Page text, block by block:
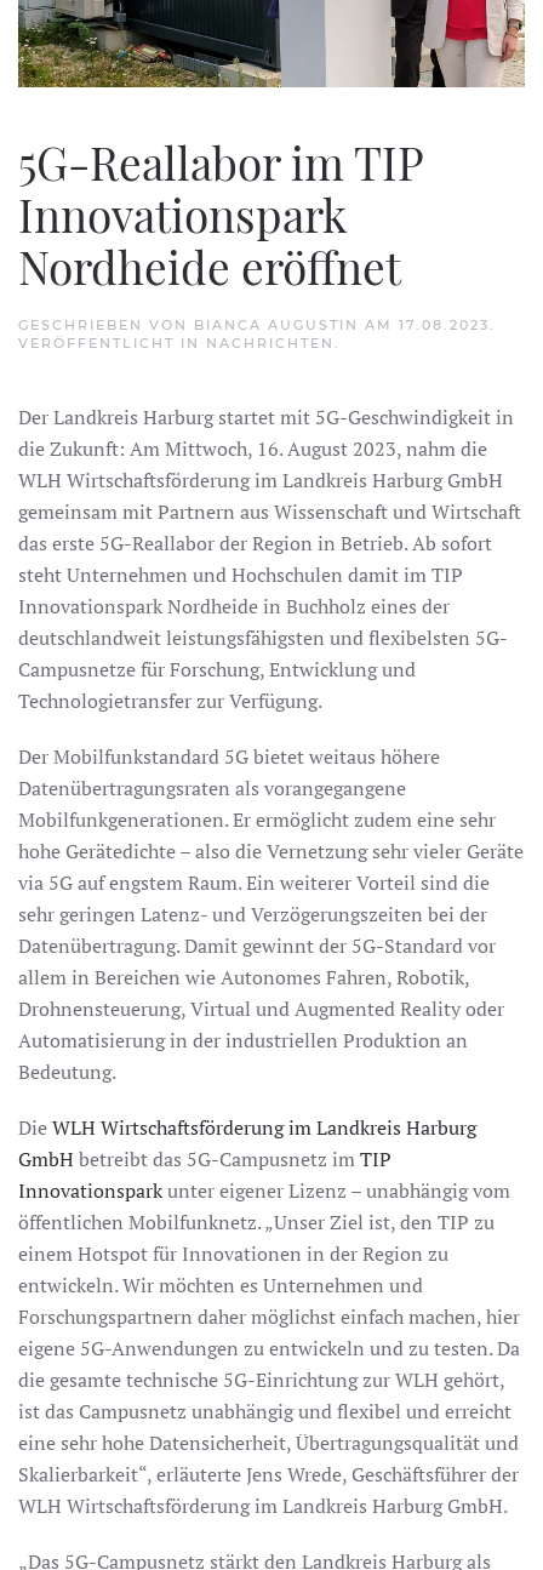
5G-Reallabor im TIP
Innovationspark
Nordheide eröffnet
GESCHRIEBEN VON BIANCA AUGUSTIN AM 17.08.2023 .
VERÖFFENTLICHT IN NACHRICHTEN .
Der Landkreis Harburg startet mit 5G-Geschwindigkeit in
die Zukunft: Am Mittwoch, 16. August 2023, nahm die
WLH Wirtschaftsförderung im Landkreis Harburg GmbH
gemeinsam mit Partnern aus Wissenschaft und Wirtschaft
das erste 5G-Reallabor der Region in Betrieb. Ab sofort
steht Unternehmen und Hochschulen damit im TIP
Innovationspark Nordheide in Buchholz eines der
deutschlandweit leistungsfähigsten und flexibelsten 5G-
Campusnetze für Forschung, Entwicklung und
Technologietransfer zur Verfügung.
Der Mobilfunkstandard 5G bietet weitaus höhere
Datenübertragungsraten als vorangegangene
Mobilfunkgenerationen. Er ermöglicht zudem eine sehr
hohe Gerätedichte – also die Vernetzung sehr vieler Geräte
via 5G auf engstem Raum. Ein weiterer Vorteil sind die
sehr geringen Latenz- und Verzögerungszeiten bei der
Datenübertragung. Damit gewinnt der 5G-Standard vor
allem in Bereichen wie Autonomes Fahren, Robotik,
Drohnensteuerung, Virtual und Augmented Reality oder
Automatisierung in der industriellen Produktion an
Bedeutung.
DieWLH Wirtschaftsförderung im Landkreis Harburg
GmbH betreibt das 5G-Campusnetz imTIP
Innovationsparkunter eigener Lizenz – unabhängig vom
öffentlichen Mobilfunknetz. „Unser Ziel ist, den TIP zu
einem Hotspot für Innovationen in der Region zu
entwickeln. Wir möchten es Unternehmen und
Forschungspartnern daher möglichst einfach machen, hier
eigene 5G-Anwendungen zu entwickeln und zu testen. Da
die gesamte technische 5G-Einrichtung zur WLH gehört,
ist das Campusnetz unabhängig und flexibel und erreicht
eine sehr hohe Datensicherheit, Übertragungsqualität und
Skalierbarkeit“, erläuterte Jens Wrede, Geschäftsführer der
WLH Wirtschaftsförderung im Landkreis Harburg GmbH.
„Das 5G-Campusnetz stärkt den Landkreis Harburg als